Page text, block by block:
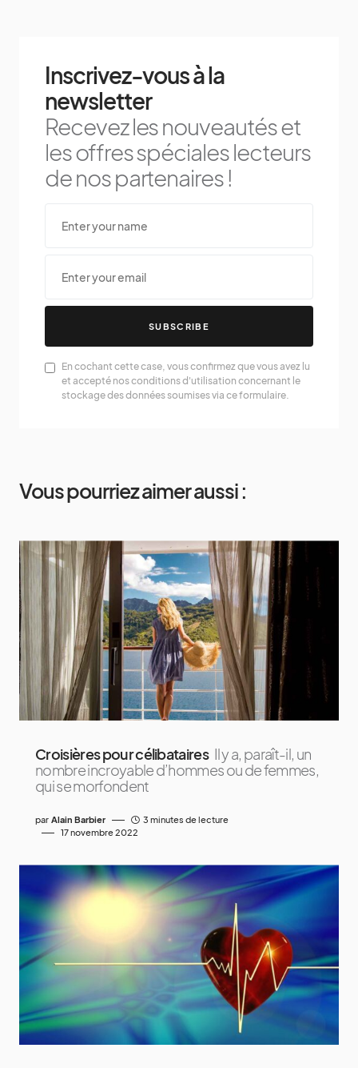
Inscrivez-vous à la
newsletter
Recevez les nouveautés et
les offres spéciales lecteurs
de nos partenaires !
SUBSCRIBE
En cochant cette case, vous confirmez que vous avez lu
et accepté nos conditions d'utilisation concernant le
stockage des données soumises via ce formulaire.
Vous pourriez aimer aussi :
Croisières pour célibataires Il y a, paraît-il, un
nombre incroyable d’hommes ou de femmes,
qui se morfondent
par Alain Barbier
3 minutes de lecture
17 novembre 2022